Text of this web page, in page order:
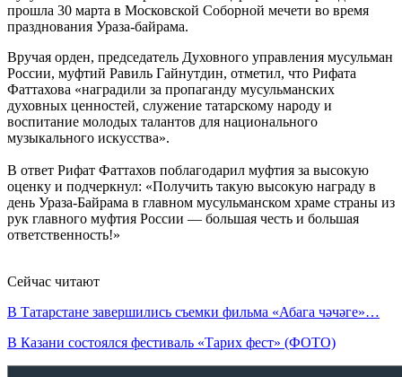
прошла 30 марта в Московской Соборной мечети во время
празднования Ураза-байрама.
Вручая орден, председатель Духовного управления мусульман
России, муфтий Равиль Гайнутдин, отметил, что Рифата
Фаттахова «наградили за пропаганду мусульманских
духовных ценностей, служение татарскому народу и
воспитание молодых талантов для национального
музыкального искусства».
В ответ Рифат Фаттахов поблагодарил муфтия за высокую
оценку и подчеркнул: «Получить такую высокую награду в
день Ураза-Байрама в главном мусульманском храме страны из
рук главного муфтия России — большая честь и большая
ответственность!»
Сейчас читают
В Татарстане завершились съемки фильма «Абага чәчәге»…
В Казани состоялся фестиваль «Тарих фест» (ФОТО)